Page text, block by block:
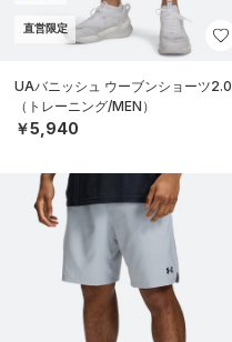
直営限定
UAバニッシュ ウーブンショーツ2.0
（トレーニング/MEN）
￥5,940